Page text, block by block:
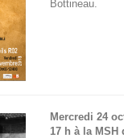
Bottineau.
Mercredi 24
17 h à la MSH